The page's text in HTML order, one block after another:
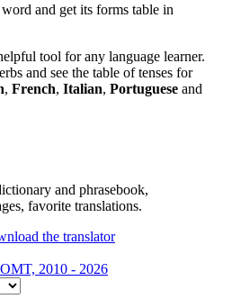
and get its forms table in
tool for any language learner.
and see the table of tenses for
, French, Italian, Portuguese and
and phrasebook,
favorite translations.
2010 - 2026